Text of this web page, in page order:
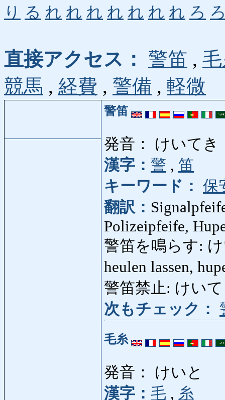
り る れ れ れ れ れ れ れ ろ
直接アクセス： 警笛 ,
競馬 , 経費 , 警備 , 軽微
警笛
発音： けいてき
漢字： 警 , 笛
キーワード： 保
翻訳：
Polizeipfeife,
警笛を鳴らす:
heulen lassen,
警笛禁止: けい
次もチェック：
毛糸
発音： けいと
漢字： 毛 , 糸